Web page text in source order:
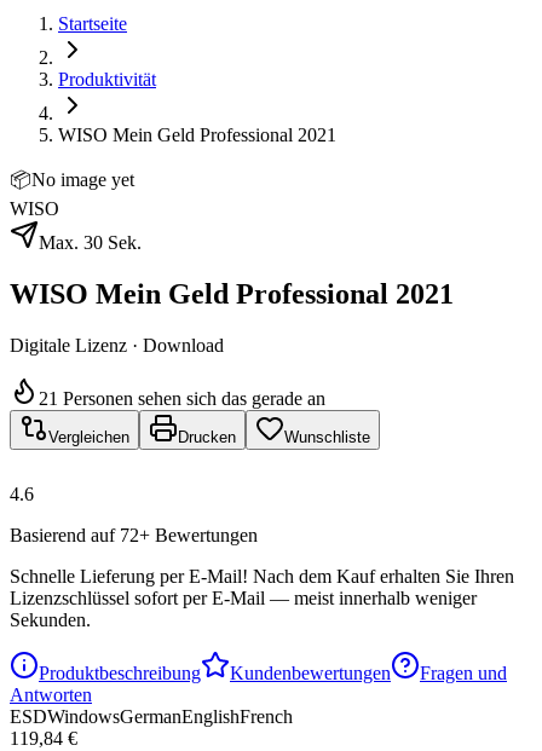
Startseite
Produktivität
WISO Mein Geld Professional 2021
📦No image yet
WISO
Max. 30 Sek.
WISO Mein Geld Professional 2021
Digitale Lizenz · Download
21 Personen sehen sich das gerade an
Vergleichen Drucken Wunschliste
4.6
Basierend auf 72+ Bewertungen
Schnelle Lieferung per E-Mail! Nach dem Kauf erhalten Sie Ihren
Lizenzschlüssel sofort per E-Mail — meist innerhalb weniger
Sekunden.
Produktbeschreibung Kundenbewertungen
Fragen und
Antworten
ESDWindowsGermanEnglishFrench
119,84 €